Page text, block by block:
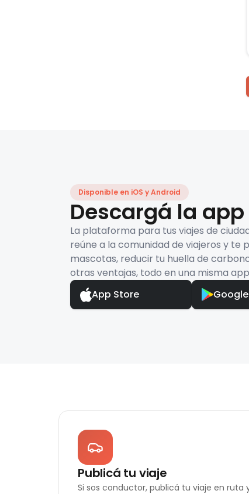
Disponible en iOS y Android
Descargá la
La plataforma para tus viajes de
reúne a la comunidad de viajeros y te
mascotas, reducir tu huella de
otras ventajas, todo en una misma
App Store
Publicá tu viaje
Si sos conductor, publicá tu viaje en ruta